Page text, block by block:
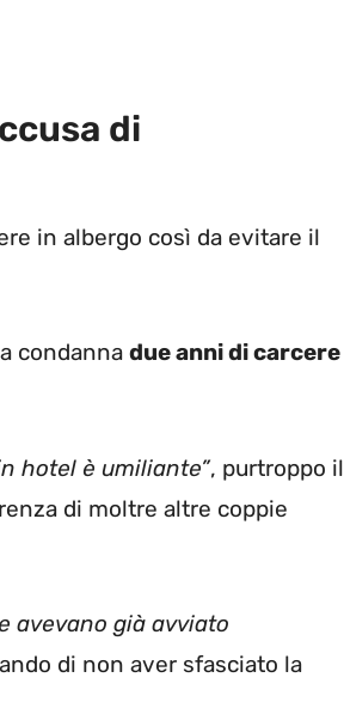
di
in albergo così da evitare il
condanna due anni di carcere
hotel è umiliante”, purtroppo il
di moltre altre coppie
avevano già avviato
di non aver sfasciato la